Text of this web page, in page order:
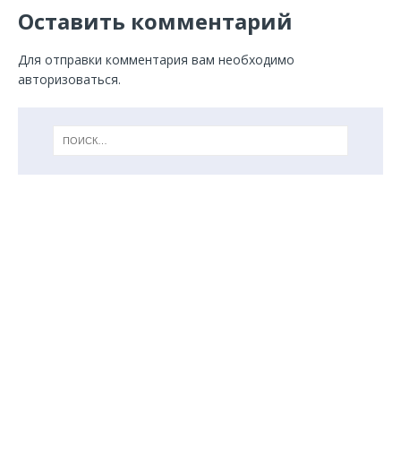
Оставить комментарий
Для отправки комментария вам необходимо
авторизоваться.